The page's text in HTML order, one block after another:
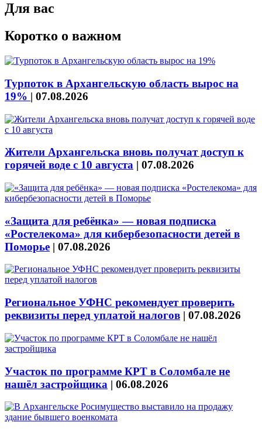
Для вас
Коротко о важном
Турпоток в Архангельскую область вырос на
19% | 07.08.2026
Жители Архангельска вновь получат доступ к
горячей воде с 10 августа | 07.08.2026
«Защита для ребёнка» — новая подписка
«Ростелекома» для кибербезопасности детей в
Поморье | 07.08.2026
Региональное УФНС рекомендует проверить
реквизиты перед уплатой налогов | 07.08.2026
Участок по программе КРТ в Соломбале не
нашёл застройщика | 06.08.2026